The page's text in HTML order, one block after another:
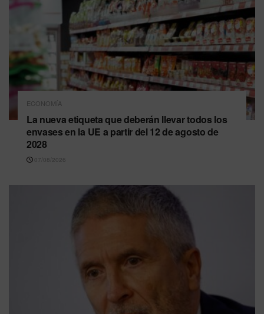
ECONOMÍA
La nueva etiqueta que deberán llevar todos los
envases en la UE a partir del 12 de agosto de
2028
07/08/2026